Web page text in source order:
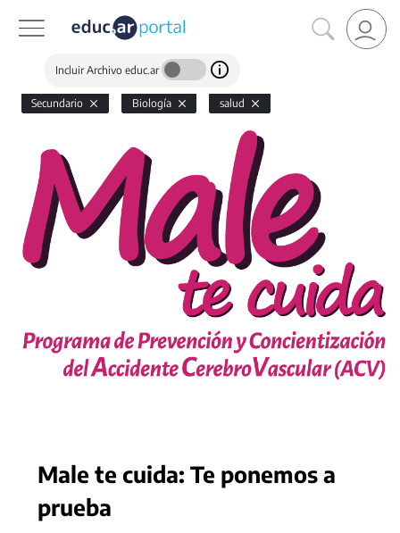
Incluir Archivo educ.ar
Secundario Biología salud
Male te cuida: Te ponemos a
prueba